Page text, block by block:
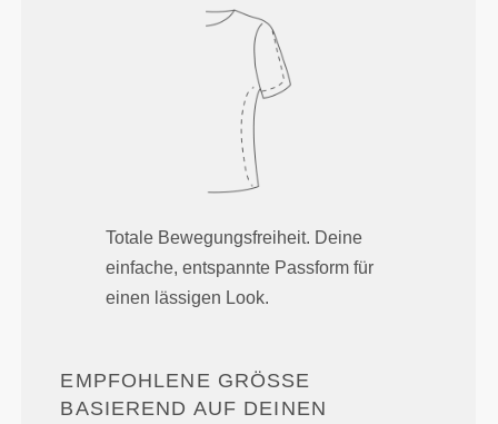
Totale Bewegungsfreiheit. Deine
einfache, entspannte Passform für
einen lässigen Look.
EMPFOHLENE GRÖSSE B
ASIEREND AUF DEINEN K